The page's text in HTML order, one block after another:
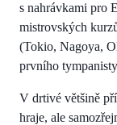
s nahrávkami pro
mistrovských
(Tokio, Nagoya,
prvního
V drtivé většině
hraje, ale